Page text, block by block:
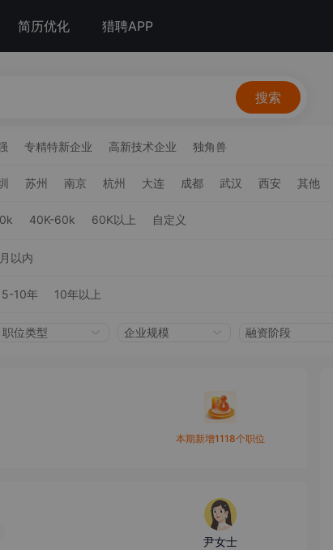
简历优化 猎聘APP
搜索
专精特新企业 高新技术企业 独角兽
苏州 南京 杭州 大连 成都 武汉 西安 其他
40K-60k 60K以上 自定义
以内
5-10年 10年以上
职位类型 企业规模 融资阶段
本期新增1118个职位
尹女士